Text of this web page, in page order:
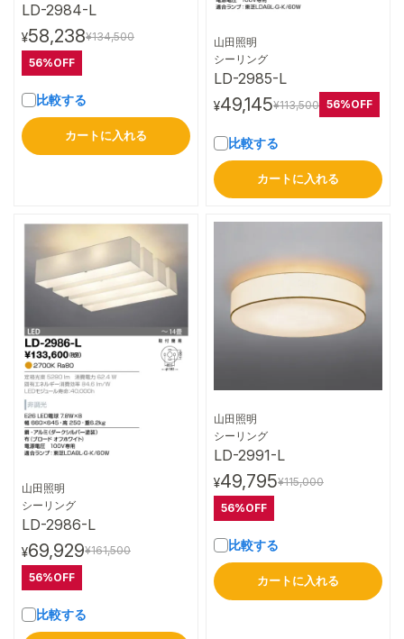
LD-2984-L
¥58,238¥134,500
56%OFF
比較する
カートに入れる
山田照明
シーリング
LD-2985-L
¥49,145¥113,500 56%OFF
比較する
カートに入れる
山田照明
シーリング
LD-2986-L
¥69,929¥161,500
56%OFF
比較する
山田照明
シーリング
LD-2991-L
¥49,795¥115,000
56%OFF
比較する
カートに入れる